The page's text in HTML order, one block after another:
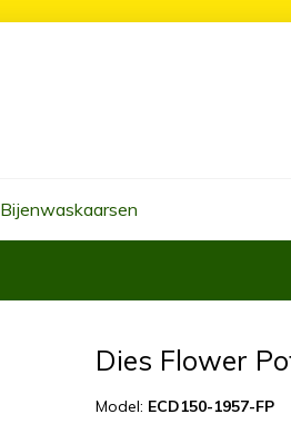
Bijenwaskaarsen
Dies Flower
Model: ECD150-1957-FP